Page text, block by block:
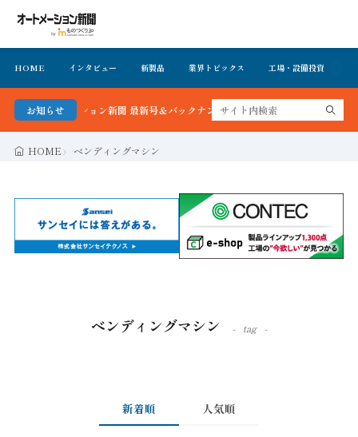
HOME インタビュー 新製品 業界トピックス 工場・設備投資
お知らせ
ートメーション新聞 最新号＆バックナンバーを無料で公開中 詳細はこちら
HOME ベンディングマシン
ベンディングマシン tag
新着順 人気順